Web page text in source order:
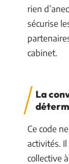
rien
sécurise
cabinet.
La
Ce code
activités.
collective